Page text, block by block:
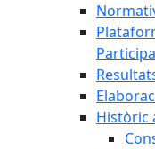
Històric